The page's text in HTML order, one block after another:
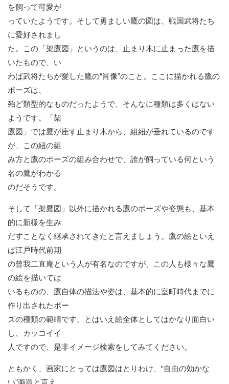
を飼って可愛が
っていたようです。そして勇ましい鷹の図は、戦国武将たち
に愛好されまし
た。この「架鷹図」というのは、止まり木に止まった鷹を描
いたもので、い
わば武将たちが愛した鷹の“肖像”のこと。ここに描かれる鷹の
ポーズは、
殆ど類型的なものだったようで、そんなに種類は多くはない
ようです。「架
鷹図」では鷹が座す止まり木から、組紐が垂れているのです
が、この紐の組
み方と鷹のポーズの組み合わせで、誰が飼っている何という
名の鷹がわかる
のだそうです。
そして「架鷹図」以外に描かれる鷹のポーズや姿態も、基本
的に新様を生み
だすことなく継承されてきたと言えましょう。鷹の絵といえ
ば江戸時代前期
の曾我二直庵という人が有名なのですが、この人も様々な鷹
の絵を描いては
いるものの、鷹自体の描法や姿は、基本的に室町時代までに
作り出されたポー
ズの種類の範疇です。とはいえ絵全体としてはかなり面白い
し、カッコイイ
人ですので、是非イメージ検索をしてみてください。
ともかく、画家にとっては鷹図はとりわけ、“自由の効かな